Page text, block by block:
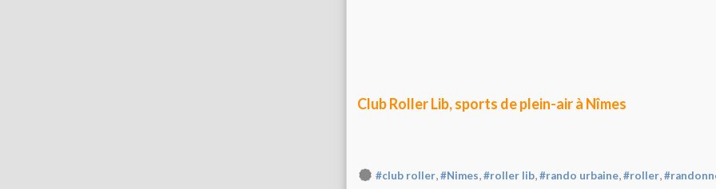
Club Roller Lib, sports de plein-air à Nîmes
#club roller,#Nimes,#roller lib,#rando urbaine,#roller,